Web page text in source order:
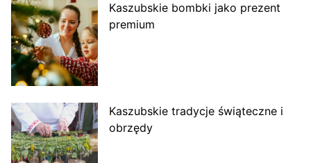
Kaszubskie bombki jako prezent
premium
Kaszubskie tradycje świąteczne i
obrzędy